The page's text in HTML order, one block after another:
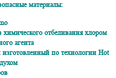
материалы:
химического отбеливания хлором
агента
по технологии Hot